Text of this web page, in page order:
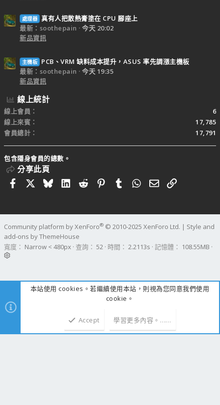
處理器 真有人把散熱膏塗在 CPU 腳座上
最新：soothepain
今天 20:02
新品資訊
主機板
PCB、VRM 缺料成本提升，ASUS 率先調漲主機板
最新：soothepain
今天 19:35
新品資訊
線上統計
線上會員
6
線上來賓
17,785
會員總計
17,791
包含隱身會員的總數。
分享此頁
FacebookBlueskyLinkedIn
RedditPinterestTumblrWhatsApp
電子郵件
連結
Community platform by XenForo® © 2010-2025 XenForo Ltd. | Style and
add-ons by ThemeHouse
寬度
查詢 52 時間 2.2113s 記憶體 108.55MB
本站使用 cookies。若繼續使用本站，則視為您同意我們使用
cookie。
Accept 學習更多內容。……